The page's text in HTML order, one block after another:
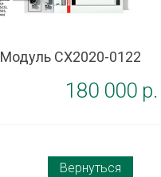
Модуль CX2020-0122
180 000 p.
Вернуться